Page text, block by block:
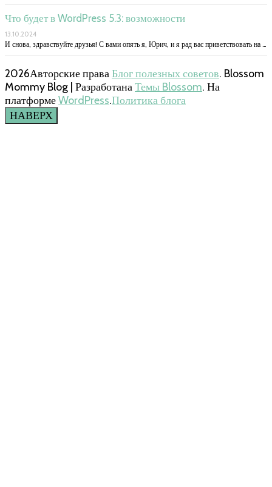
Что будет в WordPress 5.3: возможности
13.10.2024
И снова, здравствуйте друзья! С вами опять я, Юрич, и я рад вас приветствовать на …
2026Авторские праваБлог полезных советов. Blossom
Mommy Blog | РазработанаТемы Blossom. На
платформеWordPress.Политика блога
НАВЕРХ